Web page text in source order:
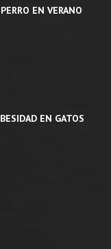
EN VERANO
EN GATOS